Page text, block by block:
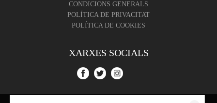
CONDICIONS GENERALS
POLÍTICA DE PRIVACITAT
POLÍTICA DE COOKIES
XARXES SOCIALS